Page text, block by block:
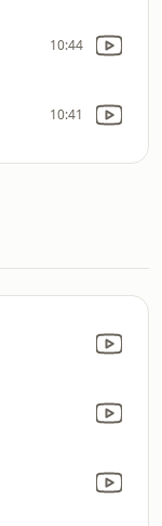
10:44
10:41